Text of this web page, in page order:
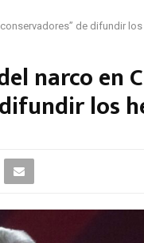
de difundir
narco en
los